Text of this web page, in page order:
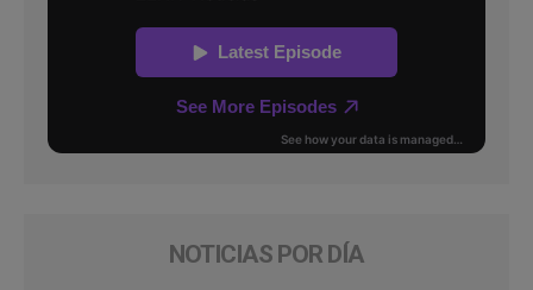
NOTICIAS POR DÍA